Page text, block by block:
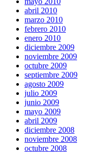
abril 2010
marzo 2010
febrero 2010
enero 2010
diciembre 2009
noviembre 2009
octubre 2009
septiembre 2009
agosto 2009
julio 2009
junio 2009
mayo 2009
abril 2009
diciembre 2008
noviembre 2008
octubre 2008